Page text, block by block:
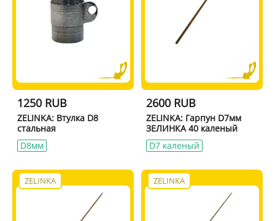
1250 RUB
ZELINKA: Втулка D8
стальная
D8мм
2600 RUB
ZELINKA: Гарпун D7мм
ЗЕЛИНКА 40 каленый
D7 каленый
ZELINKA ZELINKA